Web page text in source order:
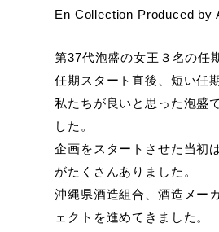
En Collection Produced by
第37代泡盛の女王３名の任
任期スタート直後、短い任
私たちが良いと思った泡盛
した。
企画をスタートさせた当初
がたくさんありました。
沖縄県酒造組合、酒造メー
ェクトを進めてきました。